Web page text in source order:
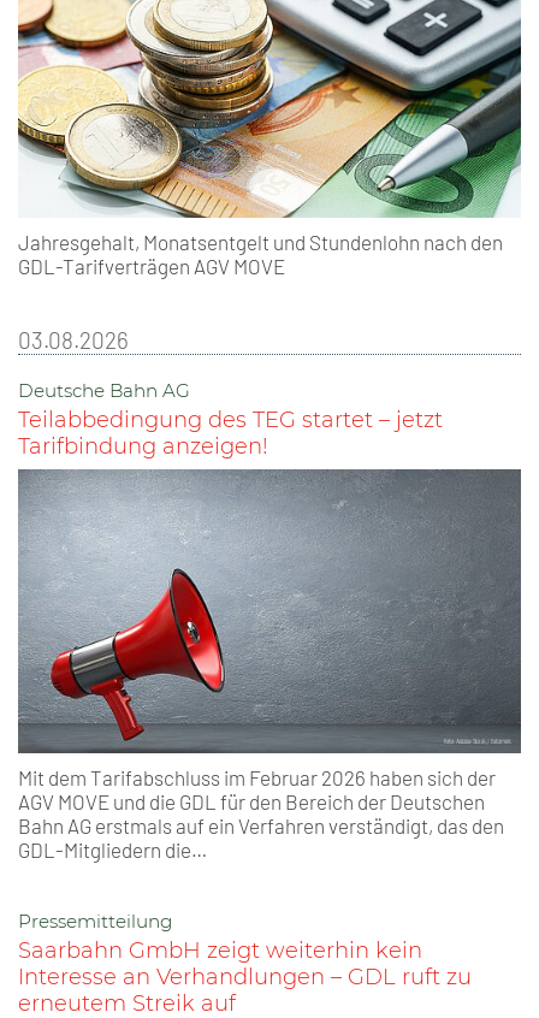
Jahresgehalt, Monatsentgelt und Stundenlohn nach den
GDL-Tarifverträgen AGV MOVE
03.08.2026
Deutsche Bahn AG
Teilabbedingung des TEG startet – jetzt
Tarifbindung anzeigen!
Mit dem Tarifabschluss im Februar 2026 haben sich der
AGV MOVE und die GDL für den Bereich der Deutschen
Bahn AG erstmals auf ein Verfahren verständigt, das den
GDL-Mitgliedern die…
Pressemitteilung
Saarbahn GmbH zeigt weiterhin kein
Interesse an Verhandlungen – GDL ruft zu
erneutem Streik auf